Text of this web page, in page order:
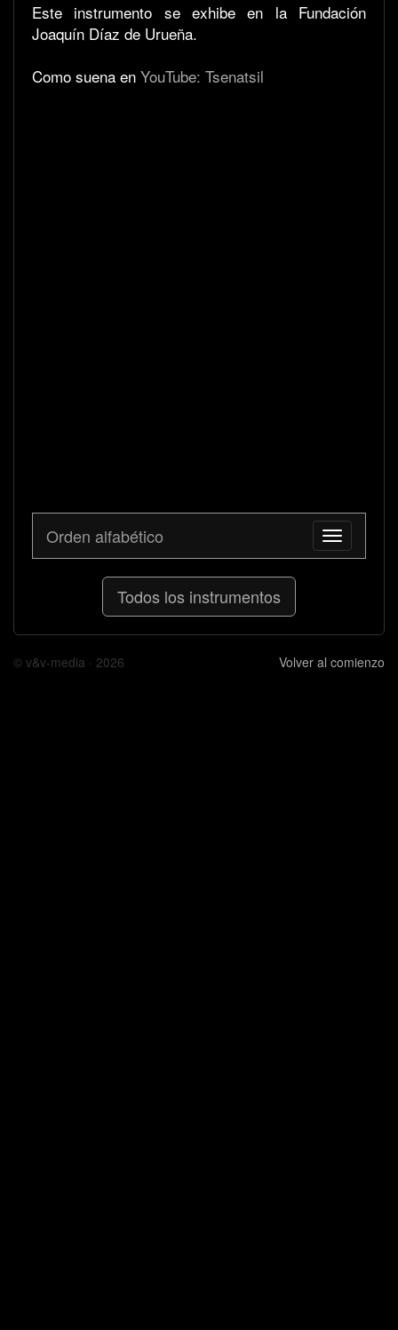
Este instrumento se exhibe en la Fundación
Joaquín Díaz de Urueña.
Como suena en YouTube: Tsenatsil
Toggle
navigation
Orden alfabético
Todos los instrumentos
Volver al comienzo
© v&v-media · 2026